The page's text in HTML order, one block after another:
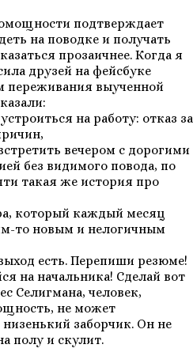
подтверждает
на поводке и получать
прозаичнее. Когда я
друзей на фейсбуке
переживания выученной
на работу: отказ за
вечером с дорогими
без видимого повода, по
такая же история про
который каждый месяц
то новым и нелогичным
есть. Перепиши резюме!
на начальника! Сделай вот
Селигмана, человек,
не может
заборчик. Он не
полу и скулит.